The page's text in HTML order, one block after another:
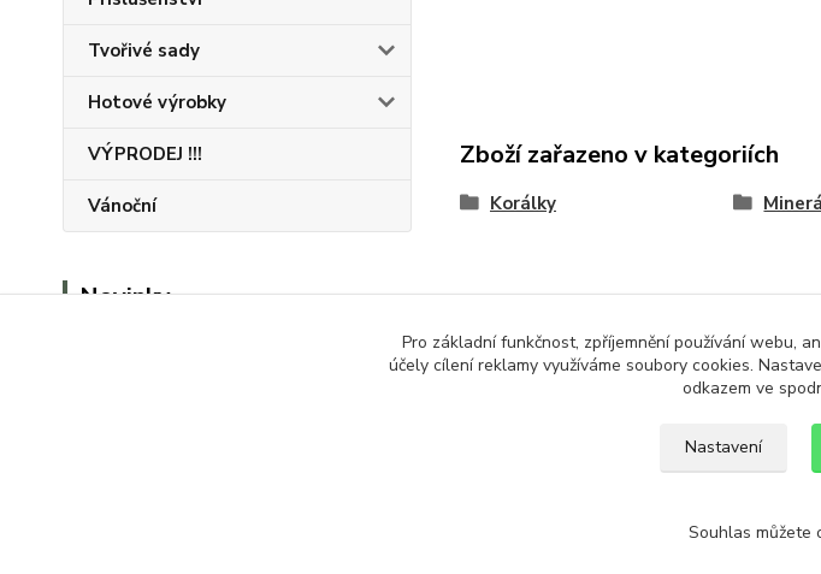
Tvořivé sady
Hotové výrobky
VÝPRODEJ !!!
Vánoční
Novinky
Zboží zařazeno v kategoriích
Korálky
Pro základní funkčnost, zpříjemnění používání webu,
účely cílení reklamy využíváme soubory cookies.
odkazem ve
Nastavení
Souhlas můžete